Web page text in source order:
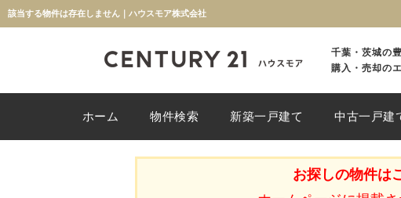
該当する物件は存在しません｜ハウスモア株式会社
千葉・茨城の
購入・売却の
ホーム 物件検索 新築一戸建て 中古一戸建
お探しの物件は